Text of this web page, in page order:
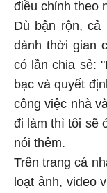
điều chỉnh theo
Dù bận rộn, cả
dành thời gian
có lần chia sẻ:
bạc và quyết
công việc nhà
đi làm thì tôi sẽ
nói thêm.
Trên trang cá
loạt ảnh, video